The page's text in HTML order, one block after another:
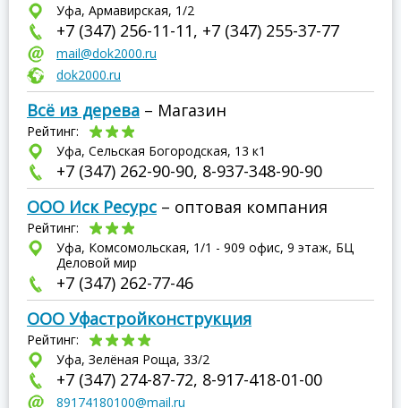
Уфа, Армавирская, 1/2
+7 (347) 256-11-11, +7 (347) 255-37-77
mail@dok2000.ru
dok2000.ru
Всё из дерева – Магазин
Рейтинг:
Уфа, Сельская Богородская, 13 к1
+7 (347) 262-90-90, 8-937-348-90-90
ООО Иск Ресурс – оптовая компания
Рейтинг:
Уфа, Комсомольская, 1/1 - 909 офис, 9 этаж, БЦ
Деловой мир
+7 (347) 262-77-46
ООО Уфастройконструкция
Рейтинг:
Уфа, Зелёная Роща, 33/2
+7 (347) 274-87-72, 8-917-418-01-00
89174180100@mail.ru